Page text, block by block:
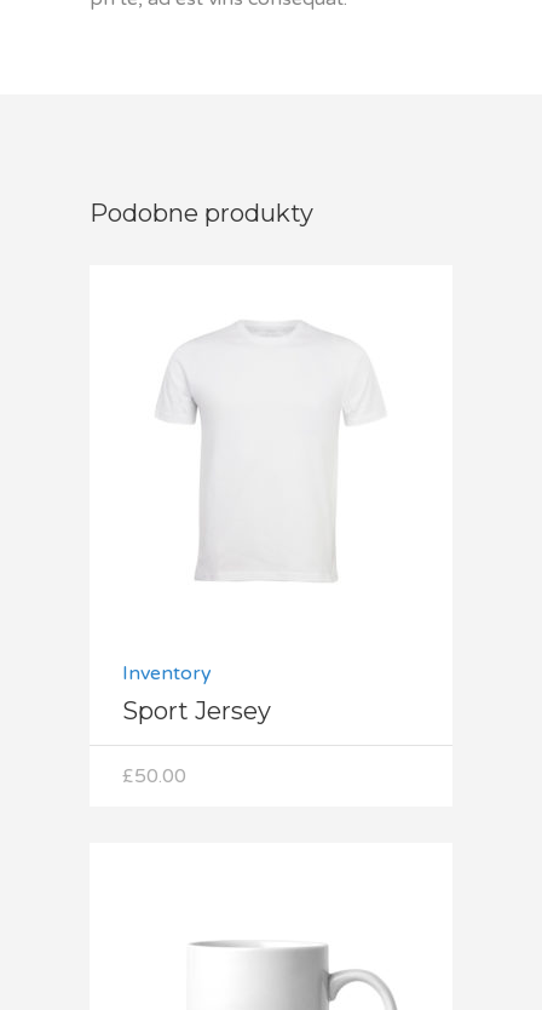
Podobne produkty
Inventory
Sport Jersey
£50.00